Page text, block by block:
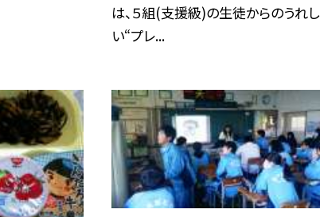
は、５組(支援級)の生徒からのうれし
い“プレ...